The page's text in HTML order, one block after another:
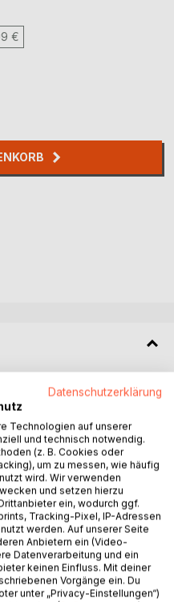
€
Zeit als Entwicklungshelfer
seiner Erlebnisse in
und Afrika tätig und
über Fragen, die
Frieden.
wirksamere
Eine Reise über die
Welt auf der Suche
Mal amüsant, mal
und Tiefen seines
einer harmonischen
prallten. Eine
Zukunft sowie Aufbruch
Datenschutzerklärung
Technologien auf unserer
und technisch notwendig.
(z. B. Cookies oder
um zu messen, wie häufig
wird. Wir verwenden
und setzen hierzu
ein, wodurch ggf.
Tracking-Pixel, IP-Adressen
werden. Auf unserer Seite
Anbietern ein (Video-
Datenverarbeitung und ein
keinen Einfluss. Mit deiner
Vorgänge ein. Du
unter „Privacy-Einstellungen“)